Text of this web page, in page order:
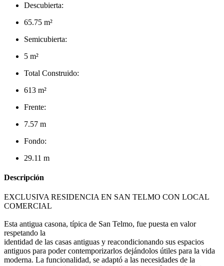
Descubierta:
65.75 m²
Semicubierta:
5 m²
Total Construido:
613 m²
Frente:
7.57 m
Fondo:
29.11 m
Descripción
EXCLUSIVA RESIDENCIA EN SAN TELMO CON LOCAL
COMERCIAL
Esta antigua casona, típica de San Telmo, fue puesta en valor
respetando la
identidad de las casas antiguas y reacondicionando sus espacios
antiguos para poder contemporizarlos dejándolos útiles para la vida
moderna. La funcionalidad, se adaptó a las necesidades de la